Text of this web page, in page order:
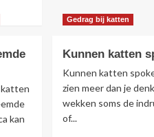
Katten
katten
kan
Gedrag bij katten
Kunnen katten
Kunnen katten
zien meer dan je
wekken soms de
of...